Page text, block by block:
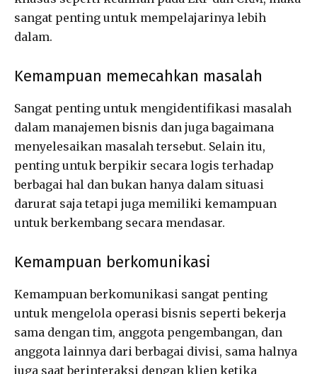
sangat penting untuk mempelajarinya lebih
dalam.
Kemampuan memecahkan masalah
Sangat penting untuk mengidentifikasi masalah
dalam manajemen bisnis dan juga bagaimana
menyelesaikan masalah tersebut. Selain itu,
penting untuk berpikir secara logis terhadap
berbagai hal dan bukan hanya dalam situasi
darurat saja tetapi juga memiliki kemampuan
untuk berkembang secara mendasar.
Kemampuan berkomunikasi
Kemampuan berkomunikasi sangat penting
untuk mengelola operasi bisnis seperti bekerja
sama dengan tim, anggota pengembangan, dan
anggota lainnya dari berbagai divisi, sama halnya
juga saat berinteraksi dengan klien ketika